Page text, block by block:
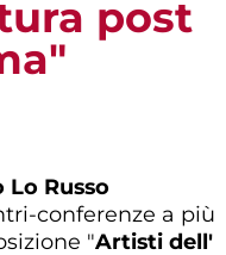
post
Lo Russo
conferenze a più
"Artisti dell'